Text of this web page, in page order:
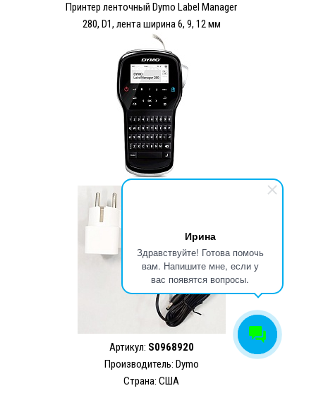
Ирина
Здравствуйте! Готова помочь
вам. Напишите мне, если у
вас появятся вопросы.
Принтер ленточный Dymo Label Manager
280, D1, лента ширина 6, 9, 12 мм
Артикул: S0968920
Производитель: Dymo
Страна: США